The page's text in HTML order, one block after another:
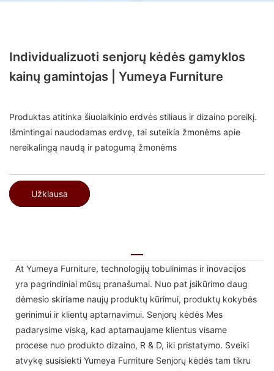
Individualizuoti senjorų kėdės gamyklos
kainų gamintojas | Yumeya Furniture
Produktas atitinka šiuolaikinio erdvės stiliaus ir dizaino poreikį.
Išmintingai naudodamas erdvę, tai suteikia žmonėms apie
nereikalingą naudą ir patogumą žmonėms
Užklausa
At Yumeya Furniture, technologijų tobulinimas ir inovacijos
yra pagrindiniai mūsų pranašumai. Nuo pat įsikūrimo daug
dėmesio skiriame naujų produktų kūrimui, produktų kokybės
gerinimui ir klientų aptarnavimui. Senjorų kėdės Mes
padarysime viską, kad aptarnaujame klientus visame
procese nuo produkto dizaino, R & D, iki pristatymo. Sveiki
atvykę susisiekti Yumeya Furniture Senjorų kėdės tam tikru